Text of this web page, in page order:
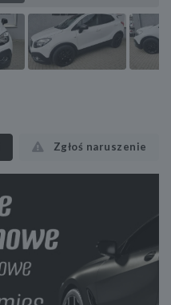
Zgłoś naruszenie